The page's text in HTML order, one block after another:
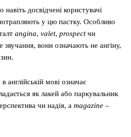
досвідчені користувачі
потрапляють у цю пастку. Особливо
angina, valet, prospectчи
вони означають не ангіну,
в англійській мові означає
як лакей або паркувальник
чи надія, а magazine –